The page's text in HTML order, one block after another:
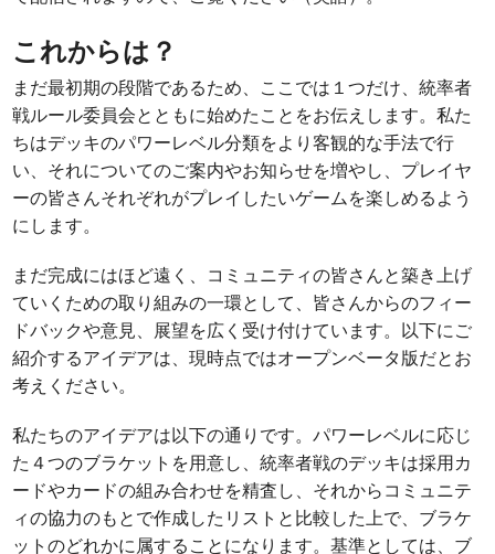
これからは？
まだ最初期の段階であるため、ここでは１つだけ、統率者
戦ルール委員会とともに始めたことをお伝えします。私た
ちはデッキのパワーレベル分類をより客観的な手法で行
い、それについてのご案内やお知らせを増やし、プレイヤ
ーの皆さんそれぞれがプレイしたいゲームを楽しめるよう
にします。
まだ完成にはほど遠く、コミュニティの皆さんと築き上げ
ていくための取り組みの一環として、皆さんからのフィー
ドバックや意見、展望を広く受け付けています。以下にご
紹介するアイデアは、現時点ではオープンベータ版だとお
考えください。
私たちのアイデアは以下の通りです。パワーレベルに応じ
た４つのブラケットを用意し、統率者戦のデッキは採用カ
ードやカードの組み合わせを精査し、それからコミュニテ
ィの協力のもとで作成したリストと比較した上で、ブラケ
ットのどれかに属することになります。基準としては、ブ